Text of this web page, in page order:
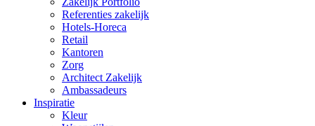
Referenties zakelijk
Hotels-Horeca
Retail
Kantoren
Zorg
Architect Zakelijk
Ambassadeurs
Inspiratie
Kleur